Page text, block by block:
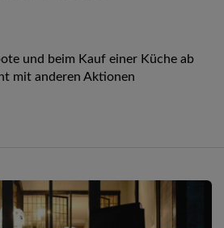
und beim Kauf einer Küche ab
mit anderen Aktionen